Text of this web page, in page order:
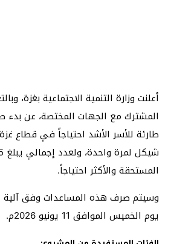
أعلنت وزارة التنمية الاجتماعية بغزة،
المشترك مع الجهات المختصة، عن
المستحقة والأكثر احتياجاً.
وسيتم صرف هذه المساعدات وفق آلية
يوم الخميس الموافق 11 يونيو 2026م.